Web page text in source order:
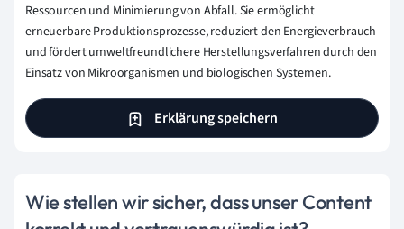
Ressourcen und Minimierung von Abfall. Sie ermöglicht
erneuerbare Produktionsprozesse, reduziert den Energieverbrauch
und fördert umweltfreundlichere Herstellungsverfahren durch den
Einsatz von Mikroorganismen und biologischen Systemen.
Erklärung speichern
Wie stellen wir sicher, dass unser Content